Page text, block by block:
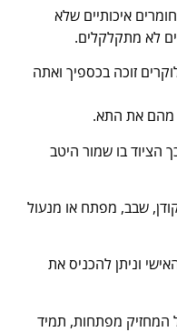
איכותיים שלא
לא מתקלקלים.
זוכה בכספיך ואתה
מהם את התא.
הציוד בו שמור היטב
שבב, מפתח או מנעול
וניתן להכניס את
מפתחות, תמיד